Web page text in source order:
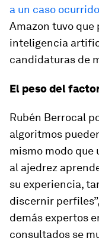
a un caso
Amazon tuvo que
inteligencia
candidaturas de
El peso del
Rubén Berrocal
algoritmos
mismo modo
al ajedrez
su experiencia,
discernir
demás expertos
consultados se